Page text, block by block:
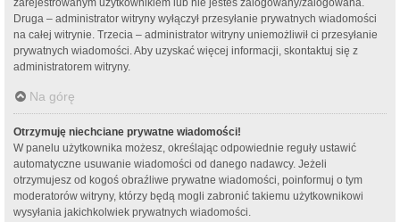
zarejestrowanym użytkownikiem lub nie jesteś zalogowany/zalogowana.
Druga – administrator witryny wyłączył przesyłanie prywatnych wiadomości
na całej witrynie. Trzecia – administrator witryny uniemożliwił ci przesyłanie
prywatnych wiadomości. Aby uzyskać więcej informacji, skontaktuj się z
administratorem witryny.
Na górę
Otrzymuję niechciane prywatne wiadomości!
W panelu użytkownika możesz, określając odpowiednie reguły ustawić
automatyczne usuwanie wiadomości od danego nadawcy. Jeżeli
otrzymujesz od kogoś obraźliwe prywatne wiadomości, poinformuj o tym
moderatorów witryny, którzy będą mogli zabronić takiemu użytkownikowi
wysyłania jakichkolwiek prywatnych wiadomości.